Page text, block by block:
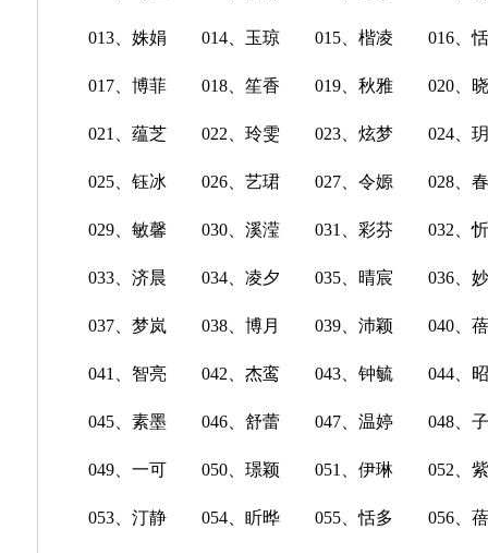
013、姝娟 014、玉琼 015、楷凌 016、恬
017、博菲 018、笙香 019、秋雅 020、晓
021、蕴芝 022、玲雯 023、炫梦 024、玥
025、钰冰 026、艺珺 027、令嫄 028、春
029、敏馨 030、溪滢 031、彩芬 032、忻
033、济晨 034、凌夕 035、晴宸 036、妙
037、梦岚 038、博月 039、沛颖 040、蓓
041、智亮 042、杰鸾 043、钟毓 044、昭
045、素墨 046、舒蕾 047、温婷 048、子
049、一可 050、璟颖 051、伊琳 052、紫
053、汀静 054、盺晔 055、恬多 056、蓓